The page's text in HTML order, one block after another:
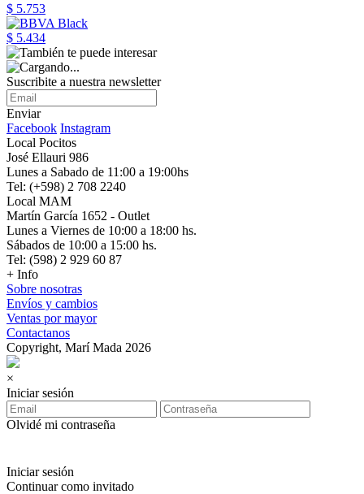
$ 5.753
$ 5.434
Suscribite a nuestra newsletter
Enviar
Facebook Instagram
Local Pocitos
José Ellauri 986
Lunes a Sabado de 11:00 a 19:00hs
Tel: (+598) 2 708 2240
Local MAM
Martín García 1652 - Outlet
Lunes a Viernes de 10:00 a 18:00 hs.
Sábados de 10:00 a 15:00 hs.
Tel: (598) 2 929 60 87
+ Info
Sobre nosotras
Envíos y cambios
Ventas por mayor
Contactanos
Copyright, Marí Mada 2026
×
Iniciar sesión
Olvidé mi contraseña
Iniciar sesión
Continuar como invitado